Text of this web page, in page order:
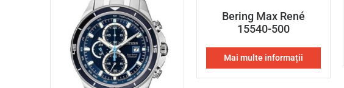
Bering Max René
15540-500
Mai multe informații